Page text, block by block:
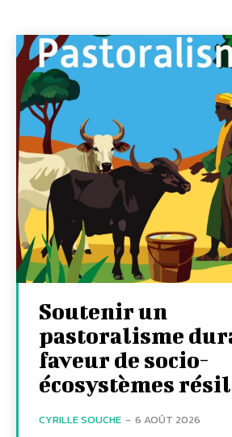
Soutenir un
pastoralisme
faveur de socio-
écosystèmes
CYRILLE SOUCHE - 6 AOÛT 2026